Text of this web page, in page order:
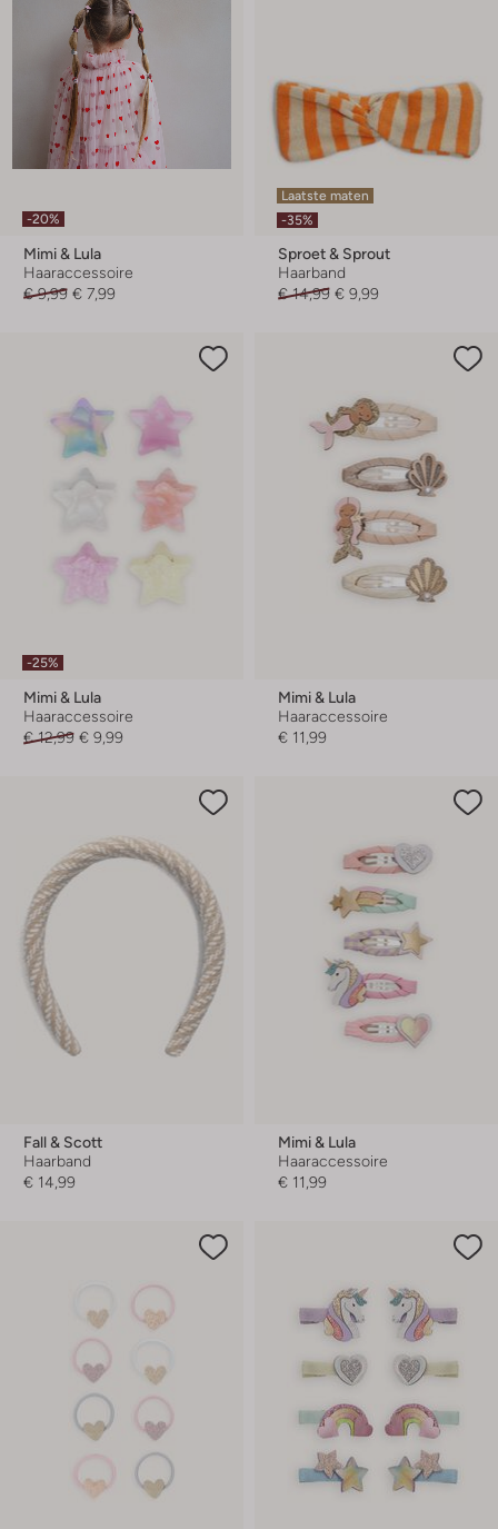
-20%
Mimi & Lula
Haaraccessoire
€ 9,99 € 7,99
Laatste maten
-35%
Sproet & Sprout
Haarband
€ 14,99 € 9,99
-25%
Mimi & Lula
Haaraccessoire
€ 12,99 € 9,99
Mimi & Lula
Haaraccessoire
€ 11,99
Fall & Scott
Haarband
€ 14,99
Mimi & Lula
Haaraccessoire
€ 11,99